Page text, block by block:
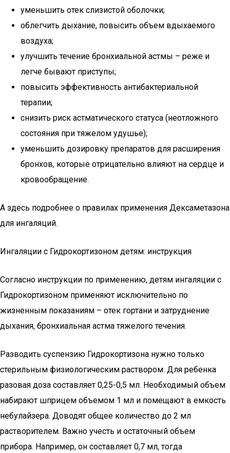
уменьшить отек слизистой оболочки;
облегчить дыхание, повысить объем вдыхаемого
воздуха;
улучшить течение бронхиальной астмы – реже и
легче бывают приступы;
повысить эффективность антибактериальной
терапии;
снизить риск астматического статуса (неотложного
состояния при тяжелом удушье);
уменьшить дозировку препаратов для расширения
бронхов, которые отрицательно влияют на сердце и
кровообращение.
А здесь подробнее о правилах применения Дексаметазона
для ингаляций.
Ингаляции с Гидрокортизоном детям: инструкция
Согласно инструкции по применению, детям ингаляции с
Гидрокортизоном применяют исключительно по
жизненным показаниям – отек гортани и затруднение
дыхания, бронхиальная астма тяжелого течения.
Разводить суспензию Гидрокортизона нужно только
стерильным физиологическим раствором. Для ребенка
разовая доза составляет 0,25-0,5 мл. Необходимый объем
набирают шприцем объемом 1 мл и помещают в емкость
небулайзера. Доводят общее количество до 2 мл
растворителем. Важно учесть и остаточный объем
прибора. Например, он составляет 0,7 мл, тогда